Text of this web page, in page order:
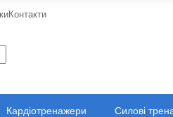
Контакти
Кардіотренажери Силові